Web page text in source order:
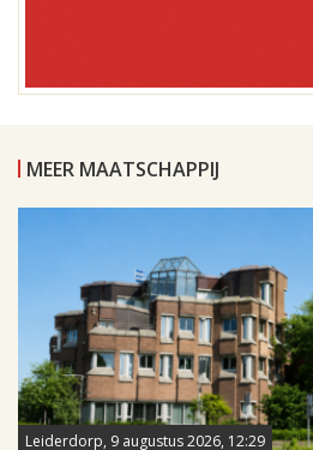
MEER MAATSCHAPPIJ
Leiderdorp, 9 augustus 2026, 12:29